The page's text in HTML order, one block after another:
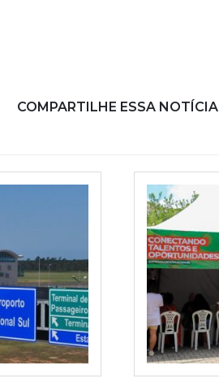
COMPARTILHE ESSA NOTÍCIA